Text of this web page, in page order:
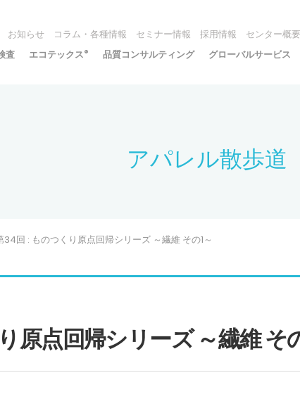
お知らせ コラム・各種情報 セミナー情報 採用情報 センター概要
査 エコテックス® 品質コンサルティング グローバルサービス
アパレル散歩道
34回 : ものつくり原点回帰シリーズ ～繊維 その1～
原点回帰シリーズ ～繊維 そ